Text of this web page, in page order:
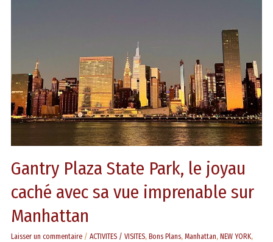
Gantry Plaza State Park, le joyau
caché avec sa vue imprenable sur
Manhattan
Laisser un commentaire /ACTIVITES / VISITES, Bons Plans,Manhattan, NEW YORK,
sa
vue
imprenable
sur
Manhattan